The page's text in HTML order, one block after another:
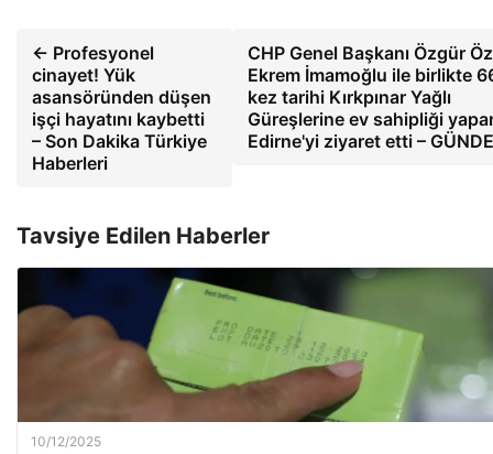
← Profesyonel
cinayet! Yük
asansöründen düşen
işçi hayatını kaybetti
– Son Dakika Türkiye
Haberleri
CHP Genel Başkanı Özgür
Ekrem İmamoğlu ile birlikte
kez tarihi Kırkpınar Yağlı
Güreşlerine ev sahipliği
Edirne'yi ziyaret etti –
Tavsiye Edilen Haberler
10/12/2025